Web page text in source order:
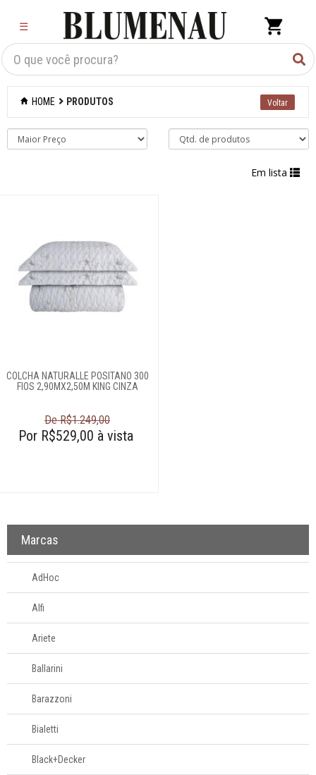
☰
Criar Lista×
Organização
Eletros
Móveis
Decoração
Pesquisar Lista
Conosco
996588122
HOME PRODUTOS
Em lista
COLCHA NATURALLE POSITANO 300
FIOS 2,90MX2,50M KING CINZA
De R$1.249,00
Por R$529,00 à vista
Marcas
AdHoc
Alfi
Ariete
Ballarini
Barazzoni
Bialetti
Black+Decker